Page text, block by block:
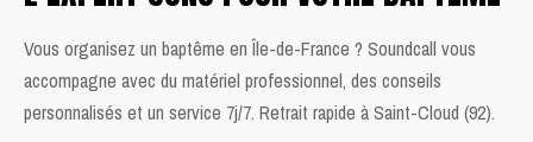
Vous organisez un baptême en Île-de-France ? Soundcall vous
accompagne avec du matériel professionnel, des conseils
personnalisés et un service 7j/7. Retrait rapide à Saint-Cloud (92).